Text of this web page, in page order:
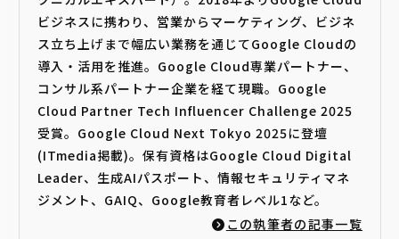
ビジネスに携わり、営業からマーケティング、ビジネ
ス立ち上げまで幅広い業務を通じてGoogle Cloudの
導入・活用を推進。Google Cloud専業パートナー、
コンサル系パートナー企業を経て現職。Google
Cloud Partner Tech Influencer Challenge 2025
受賞。Google Cloud Next Tokyo 2025に登壇
(ITmedia掲載)。保有資格はGoogle Cloud Digital
Leader、生成AIパスポート、情報セキュリティマネ
ジメント、GAIQ、Google教育者レベル1など。
この執筆者の記事一覧